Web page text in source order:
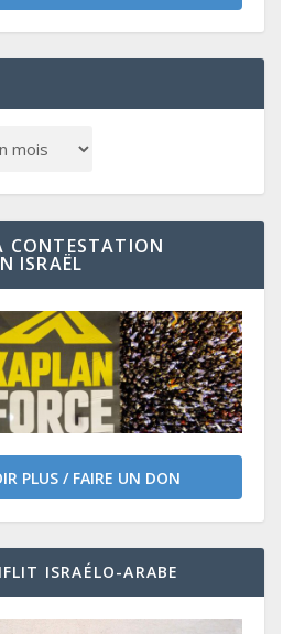
CONTESTATION
ISRAËL
PLUS / FAIRE UN DON
ISRAÉLO-ARABE